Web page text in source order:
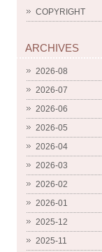
COPYRIGHT
ARCHIVES
2026-08
2026-07
2026-06
2026-05
2026-04
2026-03
2026-02
2026-01
2025-12
2025-11